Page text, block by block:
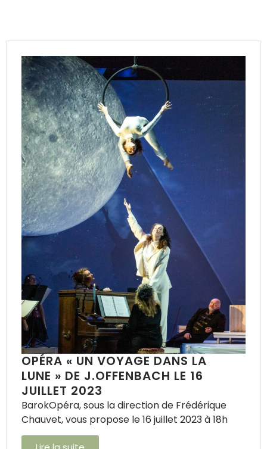
OPÉRA « UN VOYAGE DANS LA
LUNE » DE J.OFFENBACH LE 16
JUILLET 2023
BarokOpéra, sous la direction de Frédérique
Chauvet, vous propose le 16 juillet 2023 à 18h